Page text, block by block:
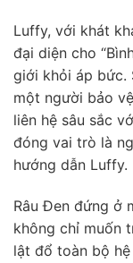
Luffy, với khát
đại diện cho
giới khỏi áp bức.
một người bảo
liên hệ sâu sắc
đóng vai trò là
hướng dẫn Luffy.
Râu Đen đứng ở
không chỉ muốn
lật đổ toàn bộ